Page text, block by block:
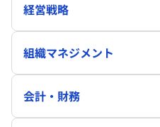
経営戦略
組織マネジメント
会計・財務